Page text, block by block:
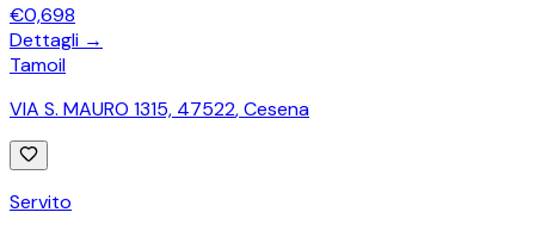
€0,698
Dettagli →
Tamoil
VIA S. MAURO 1315, 47522,Cesena
Servito